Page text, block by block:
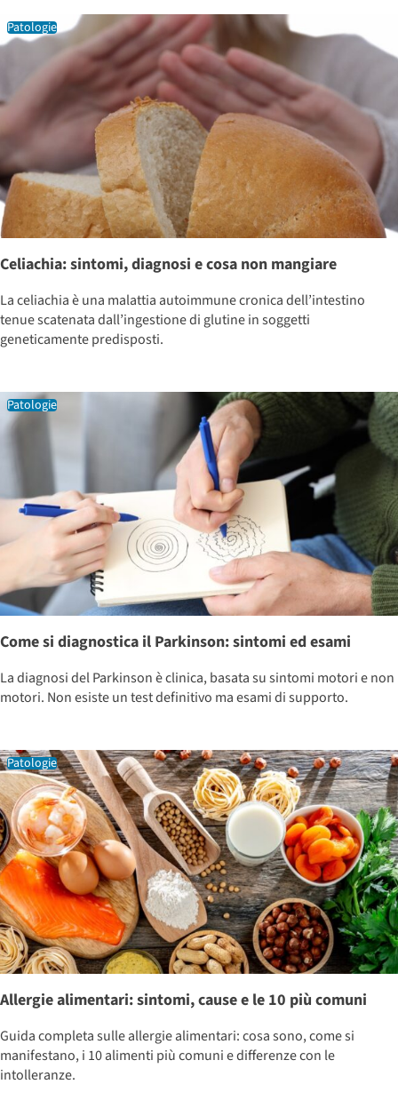
Celiachia: sintomi, diagnosi e cosa non mangiare
La celiachia è una malattia autoimmune cronica dell’intestino
tenue scatenata dall’ingestione di glutine in soggetti
geneticamente predisposti.
Patologie
Come si diagnostica il Parkinson: sintomi ed esami
La diagnosi del Parkinson è clinica, basata su sintomi motori e non
motori. Non esiste un test definitivo ma esami di supporto.
Patologie
Allergie alimentari: sintomi, cause e le 10 più comuni
Guida completa sulle allergie alimentari: cosa sono, come si
manifestano, i 10 alimenti più comuni e differenze con le
intolleranze.
Patologie